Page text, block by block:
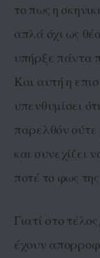
το πως η
απλά όχι ως
υπήρξε πάντα
Και αυτή η
υπενθυμίσει
παρελθόν ούτε
και συνεχίζει
ποτέ το φως
Γιατί στο
έχουν